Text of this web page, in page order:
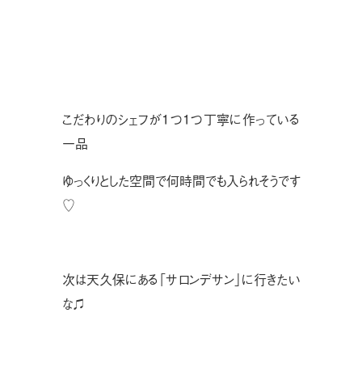
こだわりのシェフが１つ１つ丁寧に作っている
一品
ゆっくりとした空間で何時間でも入られそうです
♡
次は天久保にある「サロンデサン」に行きたい
な♫